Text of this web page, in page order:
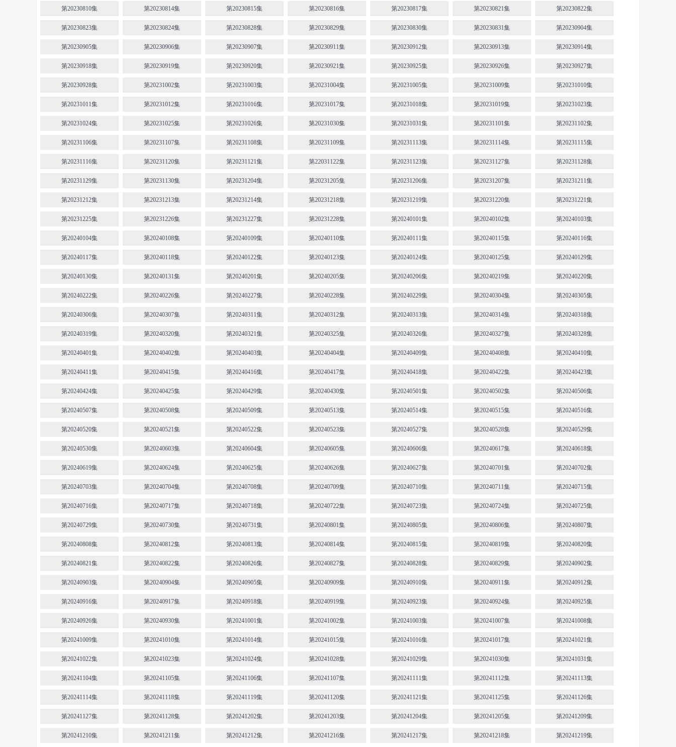
第20230810集 第20230814集 第20230815集 第20230816集 第20230817集 第20230821集 第20230822集
第20230823集 第20230824集 第20230828集 第20230829集 第20230830集 第20230831集 第20230904集
第20230905集 第20230906集 第20230907集 第20230911集 第20230912集 第20230913集 第20230914集
第20230918集 第20230919集 第20230920集 第20230921集 第20230925集 第20230926集 第20230927集
第20230928集 第20231002集 第20231003集 第20231004集 第20231005集 第20231009集 第20231010集
第20231011集 第20231012集 第20231016集 第20231017集 第20231018集 第20231019集 第20231023集
第20231024集 第20231025集 第20231026集 第20231030集 第20231031集 第20231101集 第20231102集
第20231106集 第20231107集 第20231108集 第20231109集 第20231113集 第20231114集 第20231115集
第20231116集 第20231120集 第20231121集 第22031122集 第20231123集 第20231127集 第20231128集
第20231129集 第20231130集 第20231204集 第20231205集 第20231206集 第20231207集 第20231211集
第20231212集 第20231213集 第20231214集 第20231218集 第20231219集 第20231220集 第20231221集
第20231225集 第20231226集 第20231227集 第20231228集 第20240101集 第20240102集 第20240103集
第20240104集 第20240108集 第20240109集 第20240110集 第20240111集 第20240115集 第20240116集
第20240117集 第20240118集 第20240122集 第20240123集 第20240124集 第20240125集 第20240129集
第20240130集 第20240131集 第20240201集 第20240205集 第20240206集 第20240219集 第20240220集
第20240222集 第20240226集 第20240227集 第20240228集 第20240229集 第20240304集 第20240305集
第20240306集 第20240307集 第20240311集 第20240312集 第20240313集 第20240314集 第20240318集
第20240319集 第20240320集 第20240321集 第20240325集 第20240326集 第20240327集 第20240328集
第20240401集 第20240402集 第20240403集 第20240404集 第20240409集 第20240408集 第20240410集
第20240411集 第20240415集 第20240416集 第20240417集 第20240418集 第20240422集 第20240423集
第20240424集 第20240425集 第20240429集 第20240430集 第20240501集 第20240502集 第20240506集
第20240507集 第20240508集 第20240509集 第20240513集 第20240514集 第20240515集 第20240516集
第20240520集 第20240521集 第20240522集 第20240523集 第20240527集 第20240528集 第20240529集
第20240530集 第20240603集 第20240604集 第20240605集 第20240606集 第20240617集 第20240618集
第20240619集 第20240624集 第20240625集 第20240626集 第20240627集 第20240701集 第20240702集
第20240703集 第20240704集 第20240708集 第20240709集 第20240710集 第20240711集 第20240715集
第20240716集 第20240717集 第20240718集 第20240722集 第20240723集 第20240724集 第20240725集
第20240729集 第20240730集 第20240731集 第20240801集 第20240805集 第20240806集 第20240807集
第20240808集 第20240812集 第20240813集 第20240814集 第20240815集 第20240819集 第20240820集
第20240821集 第20240822集 第20240826集 第20240827集 第20240828集 第20240829集 第20240902集
第20240903集 第20240904集 第20240905集 第20240909集 第20240910集 第20240911集 第20240912集
第20240916集 第20240917集 第20240918集 第20240919集 第20240923集 第20240924集 第20240925集
第20240926集 第20240930集 第20241001集 第20241002集 第20241003集 第20241007集 第20241008集
第20241009集 第20241010集 第20241014集 第20241015集 第20241016集 第20241017集 第20241021集
第20241022集 第20241023集 第20241024集 第20241028集 第20241029集 第20241030集 第20241031集
第20241104集 第20241105集 第20241106集 第20241107集 第20241111集 第20241112集 第20241113集
第20241114集 第20241118集 第20241119集 第20241120集 第20241121集 第20241125集 第20241126集
第20241127集 第20241128集 第20241202集 第20241203集 第20241204集 第20241205集 第20241209集
第20241210集 第20241211集 第20241212集 第20241216集 第20241217集 第20241218集 第20241219集